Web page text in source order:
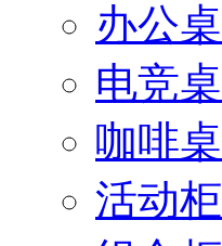
办公桌
电竞桌
咖啡桌
活动柜